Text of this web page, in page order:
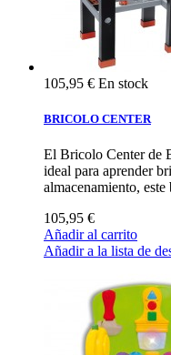
105,95 € En stock
BRICOLO CENTER
El Bricolo Center de
ideal para aprender
almacenamiento,
105,95 €
Añadir al carrito
Añadir a la lista de